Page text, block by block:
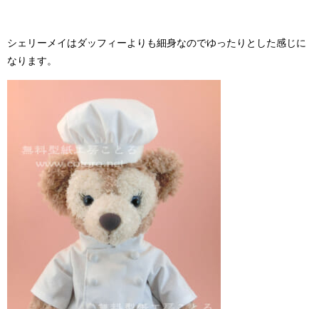
シェリーメイはダッフィーよりも細身なのでゆったりとした感じに
なります。